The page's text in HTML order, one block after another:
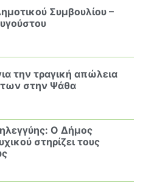
Συμβουλίου –
την τραγική απώλεια
στην Ψάθα
Ο Δήμος
στηρίζει τους